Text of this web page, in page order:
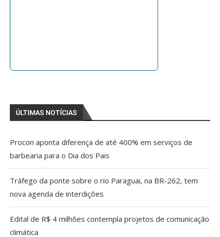
ÚLTIMAS NOTÍCIAS
Procon aponta diferença de até 400% em serviços de
barbearia para o Dia dos Pais
Tráfego da ponte sobre o rio Paraguai, na BR-262, tem
nova agenda de interdições
Edital de R$ 4 milhões contempla projetos de comunicação
climática